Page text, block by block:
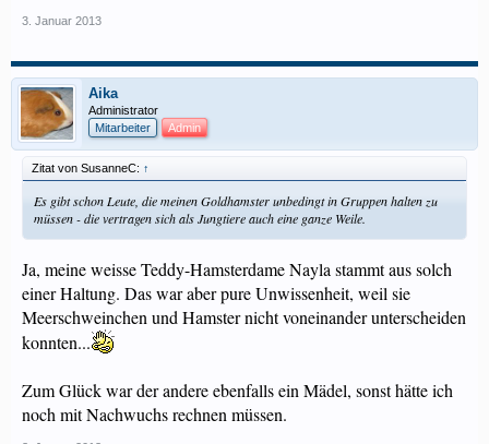
3. Januar 2013
Aika
Administrator
Mitarbeiter
Admin
Zitat von SusanneC: ↑
Es gibt schon Leute, die meinen Goldhamster unbedingt in Gruppen halten zu
müssen - die vertragen sich als Jungtiere auch eine ganze Weile.
Ja, meine weisse Teddy-Hamsterdame Nayla stammt aus solch
einer Haltung. Das war aber pure Unwissenheit, weil sie
Meerschweinchen und Hamster nicht voneinander unterscheiden
konnten...
Zum Glück war der andere ebenfalls ein Mädel, sonst hätte ich
noch mit Nachwuchs rechnen müssen.